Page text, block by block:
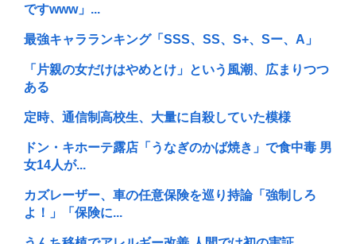
ですwww」...
最強キャラランキング「SSS、SS、S+、Sー、A」
「片親の女だけはやめとけ」という風潮、広まりつつ
ある
定時、通信制高校生、大量に自殺していた模様
ドン・キホーテ露店「うなぎのかば焼き」で食中毒 男
女14人が...
カズレーザー、車の任意保険を巡り持論「強制しろ
よ！」「保険に...